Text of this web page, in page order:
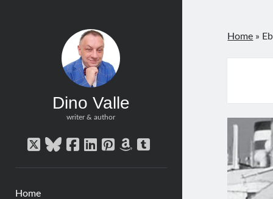
Dino Valle
writer & author
twitterbluesky
facebook
linkedin
pinterest
amazon
tumblr
Home
Home »